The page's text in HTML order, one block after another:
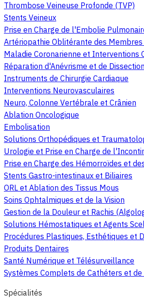
Thrombose Veineuse Profonde (TVP)
Stents Veineux
Prise en Charge de l'Embolie
Artériopathie Oblitérante des
Maladie Coronarienne et Interventions
Réparation d'Anévrisme et de
Instruments de Chirurgie Cardiaque
Interventions Neurovasculaires
Neuro, Colonne Vertébrale et Crânien
Ablation Oncologique
Embolisation
Solutions Orthopédiques et
Urologie et Prise en Charge de
Prise en Charge des Hémorroïdes et
Stents Gastro-intestinaux et Biliaires
ORL et Ablation des Tissus Mous
Soins Ophtalmiques et de la Vision
Gestion de la Douleur et Rachis
Solutions Hémostatiques et Agents
Procédures Plastiques, Esthétiques et
Produits Dentaires
Santé Numérique et Télésurveillance
Systèmes Complets de Cathéters et de
Spécialités